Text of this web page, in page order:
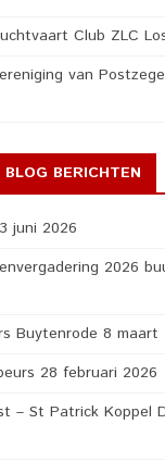
Club ZLC
van
BLOG BERICHTEN
juni 2026
2026
Buytenrode 8 maart
28 februari 2026
– St Patrick Koppel